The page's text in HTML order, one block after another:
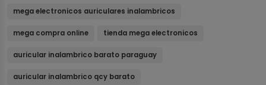
mega electronicos auriculares inalambricos
mega compra online tienda mega electronicos
auricular inalambrico barato paraguay
auricular inalambrico qcy barato